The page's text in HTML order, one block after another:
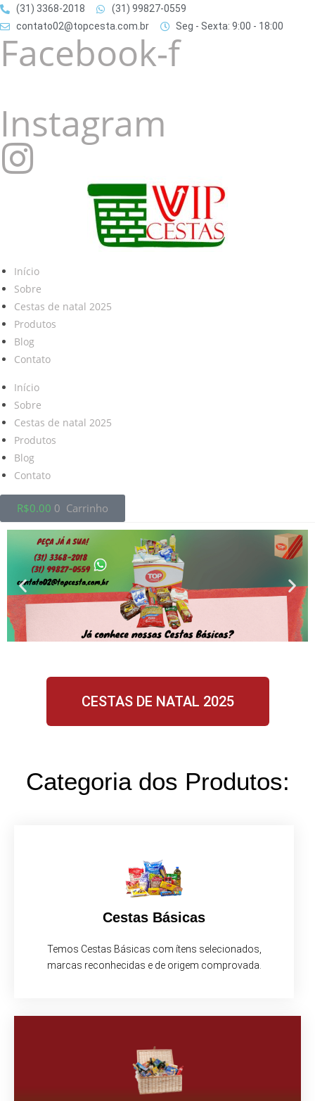
(31) 3368-2018
(31) 99827-0559
contato02@topcesta.com.br
Seg - Sexta: 9:00 - 18:00
Facebook-f
Instagram
Início
Sobre
Cestas de natal 2025
Produtos
Blog
Contato
Início
Sobre
Cestas de natal 2025
Produtos
Blog
Contato
R$0.00 0 Carrinho
CESTAS DE NATAL 2025
Categoria dos Produtos:
Cestas Básicas
Temos Cestas Básicas com ítens selecionados,
marcas reconhecidas e de origem comprovada.